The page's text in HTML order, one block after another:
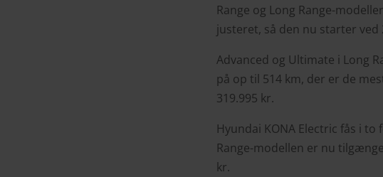
Range og Long Range-
justeret, så den nu starter ved
Advanced og Ultimate i Long
på op til 514 km, der er de
319.995 kr.
Hyundai KONA Electric fås i
Range-modellen er nu
kr.